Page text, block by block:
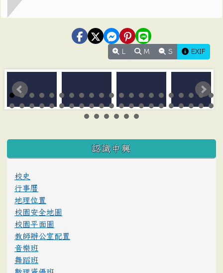
M S EXIF
:::
認識中興
校史
行事曆
地理位置
校園安全地圖
校園平面圖
教師辦公室配置
音樂班
舞蹈班